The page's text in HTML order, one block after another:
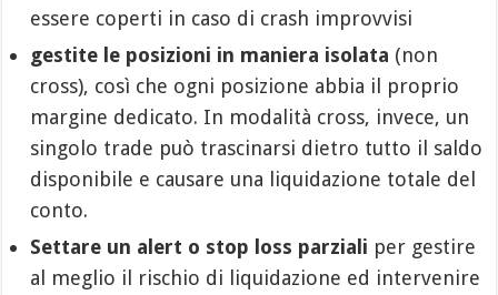
essere coperti in caso di crash improvvisi
gestite le posizioni in maniera isolata (non
cross), così che ogni posizione abbia il proprio
margine dedicato. In modalità cross, invece, un
singolo trade può trascinarsi dietro tutto il saldo
disponibile e causare una liquidazione totale del
conto.
Settare un alert o stop loss parziali per gestire
al meglio il rischio di liquidazione ed intervenire